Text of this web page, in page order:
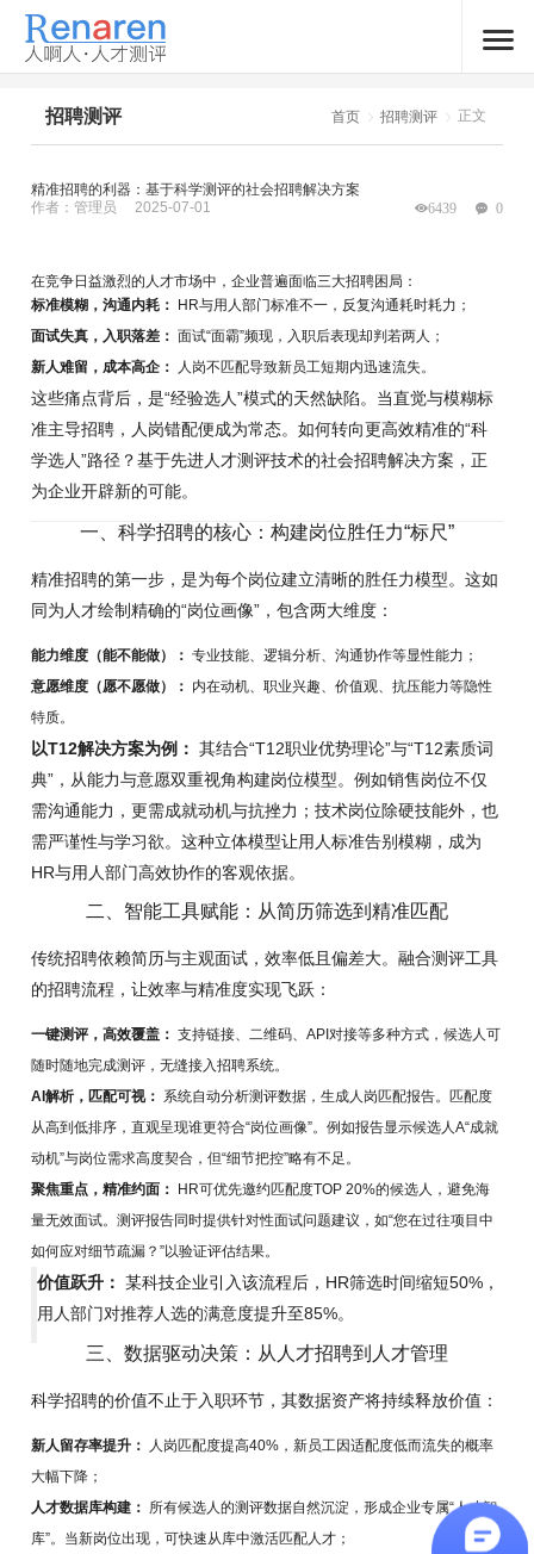
招聘测评 首页 招聘测评 正文
精准招聘的利器：基于科学测评的社会招聘解决方案
作者：管理员
2025-07-01 6439 0
在竞争日益激烈的人才市场中，企业普遍面临三大招聘困局：
标准模糊，沟通内耗： HR与用人部门标准不一，反复沟通耗时耗力；
面试失真，入职落差： 面试“面霸”频现，入职后表现却判若两人；
新人难留，成本高企：
人岗不匹配导致新员工短期内迅速流失。
这些痛点背后，是“经验选人”模式的天然缺陷。当直觉与模糊标
准主导招聘，人岗错配便成为常态。如何转向更高效精准的“科
学选人”路径？基于先进人才测评技术的社会招聘解决方案，正
为企业开辟新的可能。
一、科学招聘的核心：构建岗位胜任力“标尺”
精准招聘的第一步，是为每个岗位建立清晰的胜任力模型。这如
同为人才绘制精确的“岗位画像”，包含两大维度：
能力维度（能不能做）： 专业技能、逻辑分析、沟通协作等显性能力；
意愿维度（愿不愿做）： 内在动机、职业兴趣、价值观、抗压能力等隐性
特质。
以T12解决方案为例： 其结合“T12职业优势理论”与“T12素质词
典”，从能力与意愿双重视角构建岗位模型。例如销售岗位不仅
需沟通能力，更需成就动机与抗挫力；技术岗位除硬技能外，也
需严谨性与学习欲。这种立体模型让用人标准告别模糊，成为
HR与用人部门高效协作的客观依据。
二、智能工具赋能：从简历筛选到精准匹配
传统招聘依赖简历与主观面试，效率低且偏差大。融合测评工具
的招聘流程，让效率与精准度实现飞跃：
一键测评，高效覆盖： 支持链接、二维码、API对接等多种方式，候选人可
随时随地完成测评，无缝接入招聘系统。
AI解析，匹配可视： 系统自动分析测评数据，生成人岗匹配报告。匹配度
从高到低排序，直观呈现谁更符合“岗位画像”。例如报告显示候选人A“成就
动机”与岗位需求高度契合，但“细节把控”略有不足。
聚焦重点，精准约面：
HR可优先邀约匹配度TOP 20%的候选人，避免海
量无效面试。测评报告同时提供针对性面试问题建议，如“您在过往项目中
如何应对细节疏漏？”以验证评估结果。
价值跃升： 某科技企业引入该流程后，HR筛选时间缩短50%，
用人部门对推荐人选的满意度提升至85%。
三、数据驱动决策：从人才招聘到人才管理
科学招聘的价值不止于入职环节，其数据资产将持续释放价值：
新人留存率提升：
人岗匹配度提高40%，新员工因适配度低而流失的概率
大幅下降；
人才数据库构建： 所有候选人的测评数据自然沉淀，形成企业专属“人才智
库”。当新岗位出现，可快速从库中激活匹配人才；